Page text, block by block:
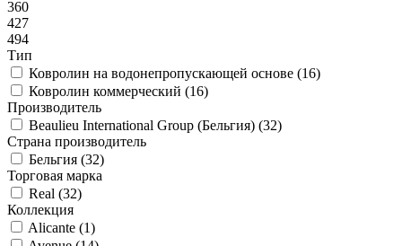
360
427
494
Тип
Ковролин на водонепропускающей основе (16)
Ковролин коммерческий (16)
Производитель
Beaulieu International Group (Бельгия) (32)
Страна производитель
Бельгия (32)
Торговая марка
Real (32)
Коллекция
Alicante (1)